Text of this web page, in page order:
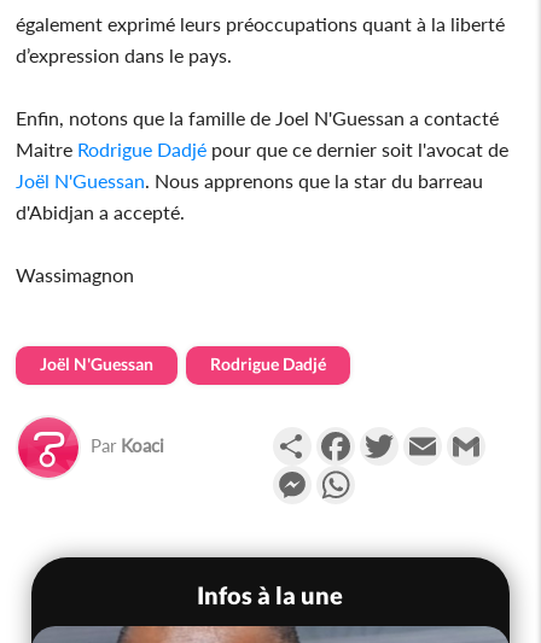
également exprimé leurs préoccupations quant à la liberté
d’expression dans le pays.
Enfin, notons que la famille de Joel N'Guessan a contacté
Maitre Rodrigue Dadjé pour que ce dernier soit l'avocat de
Joël N'Guessan . Nous apprenons que la star du barreau
d'Abidjan a accepté.
Wassimagnon
Joël N'Guessan Rodrigue Dadjé
Par Koaci PartagerFacebookTwitterEmail
Messenger
Infos à la une